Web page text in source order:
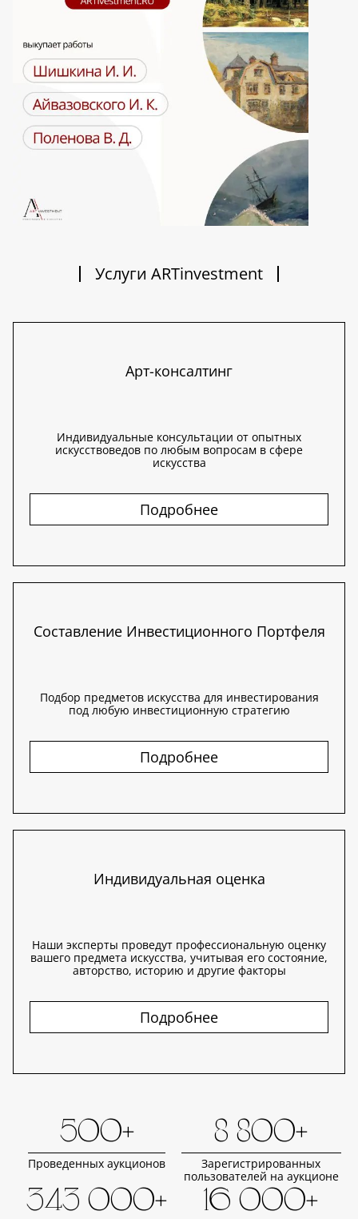
Услуги ARTinvestment
Арт-консалтинг
Индивидуальные консультации от опытных
искусствоведов по любым вопросам в сфере
искусства
Подробнее
Составление Инвестиционного Портфеля
Подбор предметов искусства для инвестирования
под любую инвестиционную стратегию
Подробнее
Индивидуальная оценка
Наши эксперты проведут профессиональную оценку
вашего предмета искусства, учитывая его состояние,
авторство, историю и другие факторы
Подробнее
500+
Проведенных аукционов
8 800+
Зарегистрированных
пользователей на аукционе
343 000+ 16 000+